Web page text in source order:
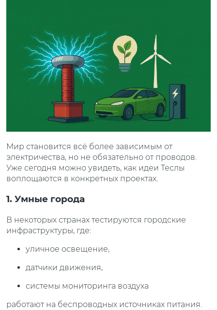
Мир становится всё более зависимым от
электричества, но не обязательно от проводов.
Уже сегодня можно увидеть, как идеи Теслы
воплощаются в конкретных проектах.
1. Умные города
В некоторых странах тестируются городские
инфраструктуры, где:
уличное освещение,
датчики движения,
системы мониторинга воздуха
работают на беспроводных источниках питания.